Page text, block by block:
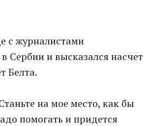
с журналистами
Сербии и высказался насчет
Белта.
на мое место, как бы
помогать и придется